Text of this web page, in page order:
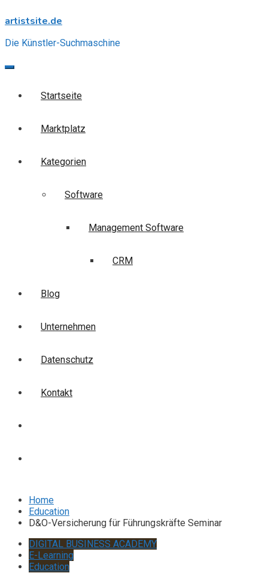
to
artistsite.de
Die Künstler-Suchmaschine
Startseite
Marktplatz
Kategorien
Software
Management Software
CRM
Blog
Unternehmen
Datenschutz
Kontakt
Home
Education
D&O-Versicherung für Führungskräfte Seminar
DIGITAL BUSINESS ACADEMY
E-Learning
Education